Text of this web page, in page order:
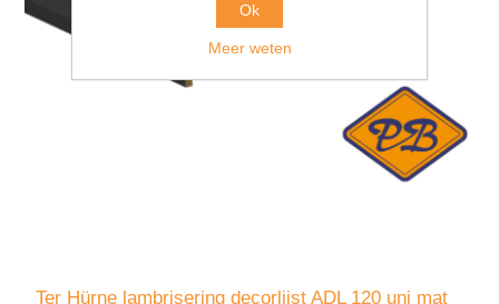
Ter Hürne lambrisering decorlijst ADL 120 uni mat
Ok
Meer weten